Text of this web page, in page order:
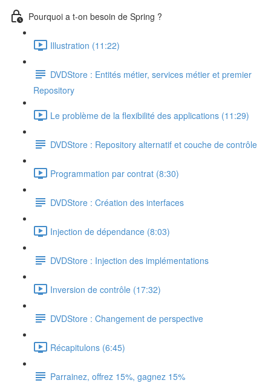
Pourquoi a t-on besoin de Spring ?
Illustration (11:22)
DVDStore : Entités métier, services métier et premier
Repository
Le problème de la flexibilité des applications (11:29)
DVDStore : Repository alternatif et couche de contrôle
Programmation par contrat (8:30)
DVDStore : Création des interfaces
Injection de dépendance (8:03)
DVDStore : Injection des implémentations
Inversion de contrôle (17:32)
DVDStore : Changement de perspective
Récapitulons (6:45)
Parrainez, offrez 15%, gagnez 15%